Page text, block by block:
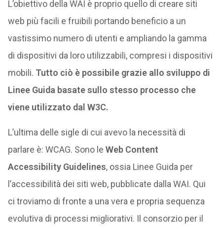
L’obiettivo della WAI è proprio quello di creare siti
web più facili e fruibili portando beneficio a un
vastissimo numero di utenti e ampliando la gamma
di dispositivi da loro utilizzabili, compresi i dispositivi
mobili. Tutto ciò è possibile grazie allo sviluppo di
Linee Guida basate sullo stesso processo che
viene utilizzato dal W3C.
L’ultima delle sigle di cui avevo la necessità di
parlare è: WCAG. Sono le Web Content
Accessibility Guidelines, ossia Linee Guida per
l’accessibilità dei siti web, pubblicate dalla WAI. Qui
ci troviamo di fronte a una vera e propria sequenza
evolutiva di processi migliorativi. Il consorzio per il